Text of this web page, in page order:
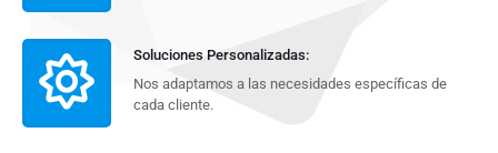
Soluciones Personalizadas:
Nos adaptamos a las necesidades específicas de
cada cliente.